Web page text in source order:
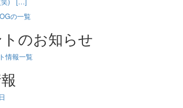
の一覧
のお知らせ
情報一覧